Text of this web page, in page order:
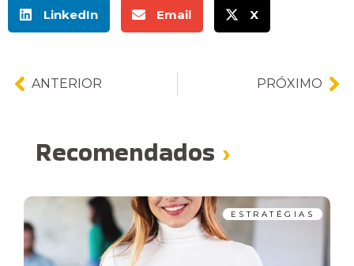
LinkedIn Email X
ANTERIOR PRÓXIMO
Recomendados ›
ESTRATÉGIAS